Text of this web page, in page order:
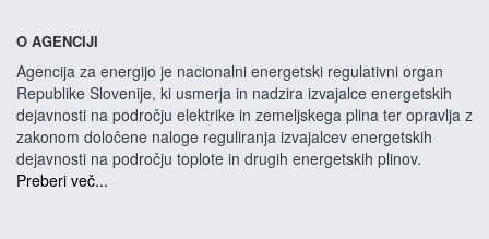
O AGENCIJI
Agencija za energijo je nacionalni energetski regulativni organ
Republike Slovenije, ki usmerja in nadzira izvajalce energetskih
dejavnosti na področju elektrike in zemeljskega plina ter opravlja z
zakonom določene naloge reguliranja izvajalcev energetskih
dejavnosti na področju toplote in drugih energetskih plinov.
Preberi več...